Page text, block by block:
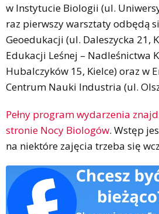
w Instytucie Biologii (ul.
raz pierwszy warsztaty odbędą
Geoedukacji (ul. Daleszycka 21,
Edukacji Leśnej – Nadleśnictwa
Hubalczyków 15, Kielce) oraz w
Centrum Nauki Industria (ul.
Pełny program wydarzenia
stronie Nocy Biologów. Wstęp
na niektóre zajęcia trzeba się